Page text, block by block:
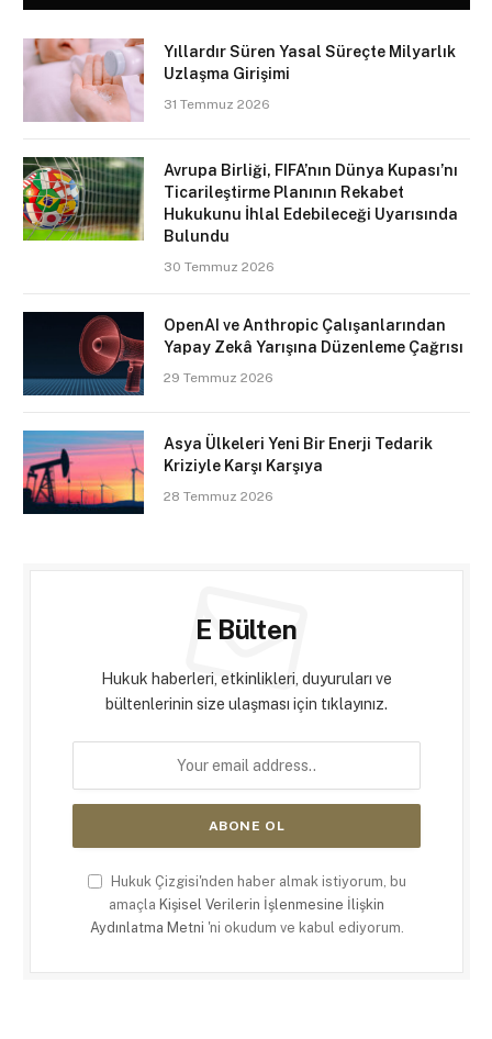
Yıllardır Süren Yasal Süreçte Milyarlık
Uzlaşma Girişimi
31 Temmuz 2026
Avrupa Birliği, FIFA’nın Dünya Kupası’nı
Ticarileştirme Planının Rekabet
Hukukunu İhlal Edebileceği Uyarısında
Bulundu
30 Temmuz 2026
OpenAI ve Anthropic Çalışanlarından
Yapay Zekâ Yarışına Düzenleme Çağrısı
29 Temmuz 2026
Asya Ülkeleri Yeni Bir Enerji Tedarik
Kriziyle Karşı Karşıya
28 Temmuz 2026
E Bülten
Hukuk haberleri, etkinlikleri, duyuruları ve
bültenlerinin size ulaşması için tıklayınız.
Hukuk Çizgisi'nden haber almak istiyorum, bu
amaçla Kişisel Verilerin İşlenmesine İlişkin
Aydınlatma Metni 'ni okudum ve kabul ediyorum.